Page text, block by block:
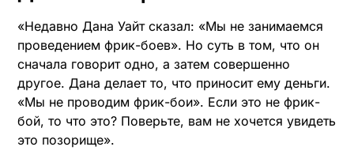
«Недавно Дана Уайт сказал: «Мы не занимаемся
проведением фрик-боев». Но суть в том, что он
сначала говорит одно, а затем совершенно
другое. Дана делает то, что приносит ему деньги.
«Мы не проводим фрик-бои». Если это не фрик-
бой, то что это? Поверьте, вам не хочется увидеть
это позорище».